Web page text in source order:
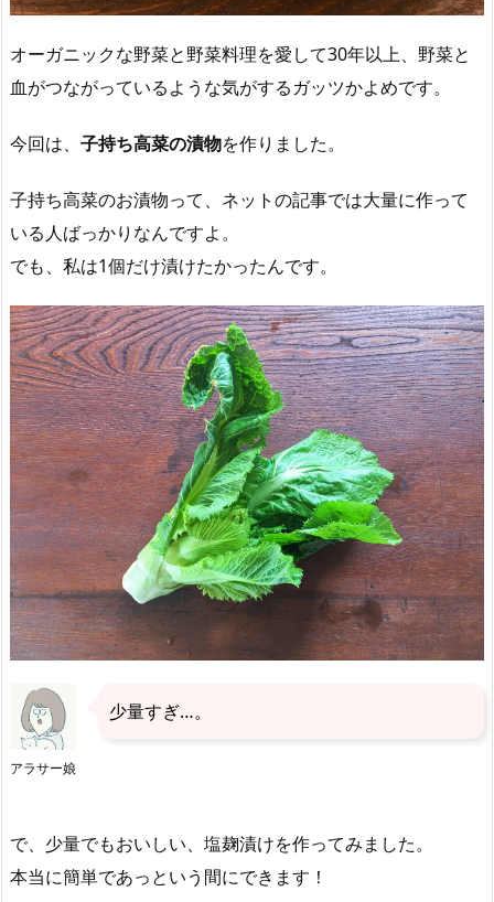
オーガニックな野菜と野菜料理を愛して30年以上、野菜と
血がつながっているような気がするガッツかよめです。
今回は、 子持ち高菜の漬物を作りました。
子持ち高菜のお漬物って、ネットの記事では大量に作って
いる人ばっかりなんですよ。
でも、私は1個だけ漬けたかったんです。
アラサー娘
少量すぎ…。
で、少量でもおいしい、塩麹漬けを作ってみました。
本当に簡単であっという間にできます！